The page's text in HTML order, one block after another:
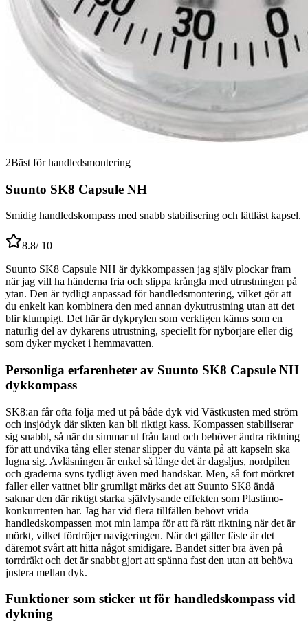
2Bäst för handledsmontering
Suunto SK8 Capsule NH
Smidig handledskompass med snabb stabilisering och lättläst kapsel.
8.8/ 10
Suunto SK8 Capsule NH är dykkompassen jag själv plockar fram
när jag vill ha händerna fria och slippa krångla med utrustningen på
ytan. Den är tydligt anpassad för handledsmontering, vilket gör att
du enkelt kan kombinera den med annan dykutrustning utan att det
blir klumpigt. Det här är dykprylen som verkligen känns som en
naturlig del av dykarens utrustning, speciellt för nybörjare eller dig
som dyker mycket i hemmavatten.
Personliga erfarenheter av Suunto SK8 Capsule NH
dykkompass
SK8:an får ofta följa med ut på både dyk vid Västkusten med ström
och insjödyk där sikten kan bli riktigt kass. Kompassen stabiliserar
sig snabbt, så när du simmar ut från land och behöver ändra riktning
för att undvika tång eller stenar slipper du vänta på att kapseln ska
lugna sig. Avläsningen är enkel så länge det är dagsljus, nordpilen
och graderna syns tydligt även med handskar. Men, så fort mörkret
faller eller vattnet blir grumligt märks det att Suunto SK8 ändå
saknar den där riktigt starka självlysande effekten som Plastimo-
konkurrenten har. Jag har vid flera tillfällen behövt vrida
handledskompassen mot min lampa för att få rätt riktning när det är
mörkt, vilket fördröjer navigeringen. När det gäller fäste är det
däremot svårt att hitta något smidigare. Bandet sitter bra även på
torrdräkt och det är snabbt gjort att spänna fast den utan att behöva
justera mellan dyk.
Funktioner som sticker ut för handledskompass vid
dykning